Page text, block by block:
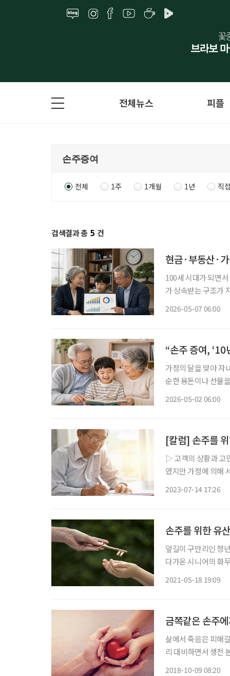
전체뉴스 피플
전체 1주 1개월 1년 직
검색결과 총 5 건
현금·부동산·
100세 시대가 되면
가 상속받는 구조가
2026-05-07 06:00
“손주 증여, ‘10
가정의 달을 맞아 자
순한 용돈이나 선물
2026-05-02 06:00
[칼럼] 손주를
▷ 고객의 상황과 고민 이하의 고객 성명, 가족 관계 및 재산 현황은 실제 상담 사례
였지만 가정에 의해 서술한 것임을 우
2023-07-14 17:26
손주를 위한 유
앞길이 구만리인 청
다가온 시니어의 화
2021-05-18 19:09
금쪽같은 손주
삶에서 죽음은 피해
리 대비하면서 생전
2018-10-09 08:20